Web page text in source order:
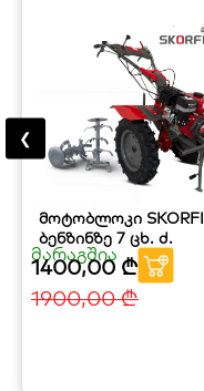
მოტობლოკი SKORFI
ბენზინზე 7 ცხ. ძ.
მარაგშია
1400,00 ₾
1900,00₾
❮